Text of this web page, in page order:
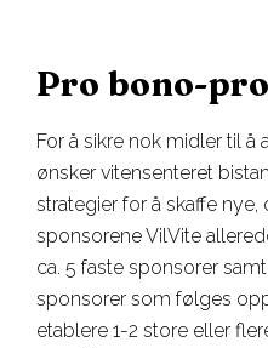
Pro bono-
For å sikre nok midler til å
ønsker vitensenteret
strategier for å skaffe
sponsorene VilVite
ca. 5 faste sponsorer
sponsorer som følges
etablere 1-2 store eller